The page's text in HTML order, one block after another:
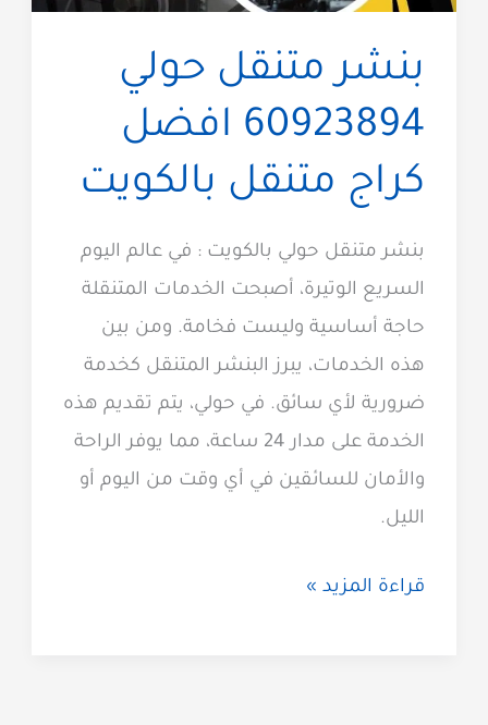
بنشر متنقل حولي
60923894 افضل
كراج متنقل بالكويت
بنشر متنقل حولي بالكويت : في عالم اليوم
السريع الوتيرة، أصبحت الخدمات المتنقلة
حاجة أساسية وليست فخامة. ومن بين
هذه الخدمات، يبرز البنشر المتنقل كخدمة
ضرورية لأي سائق. في حولي، يتم تقديم هذه
الخدمة على مدار 24 ساعة، مما يوفر الراحة
والأمان للسائقين في أي وقت من اليوم أو
الليل.
بنشر
قراءة المزيد »